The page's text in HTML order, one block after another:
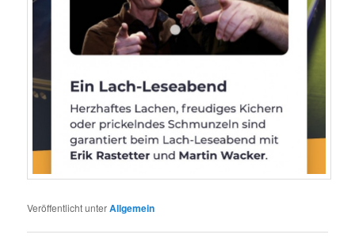
Veröffentlicht unterAllgemein